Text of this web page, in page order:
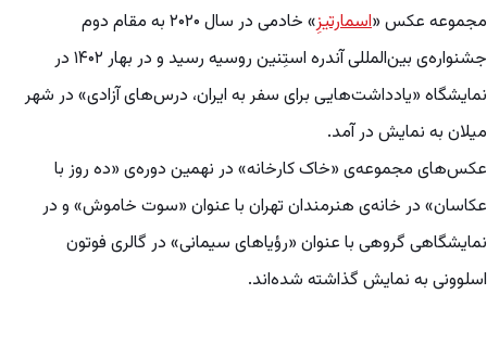
مجموعه عکس «اسمارتیزِ
» خادمی در سال ۲۰۲۰ به مقام دوم
جشنواره‌ی بین‌المللی آندره استِنین روسیه رسید و در بهار ۱۴۰۲ در
نمایشگاه «یادداشت‌هایی برای سفر به ایران، درس‌های آزادی» در شهر
میلان به نمایش در آمد.
عکس‌های مجموعه‌ی «خاک کارخانه» در نهمین دوره‌‎ی «ده روز با
عکاسان» در خانه‌ی هنرمندان تهران با عنوان «سوت خاموش» و در
نمایشگاهی گروهی با عنوان «رؤیاهای سیمانی» در گالری فوتون
اسلوونی به نمایش گذاشته شده‌اند.